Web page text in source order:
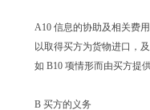
A10 信息的协助及相关费
以取得买方为货物进口，
如 B10 项情形而由买方提
B 买方的义务